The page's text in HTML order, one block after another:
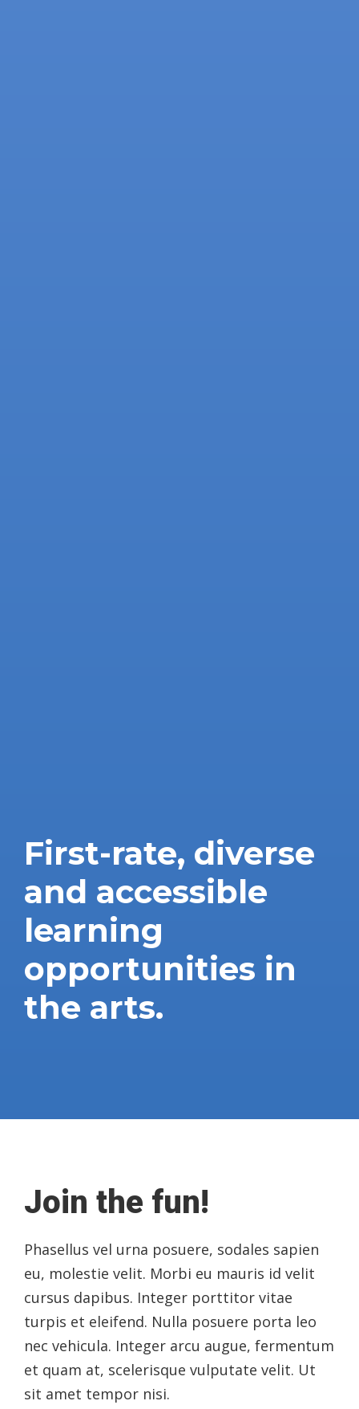
First-rate, diverse
and accessible
learning
opportunities in
the arts.
Join the fun!
Phasellus vel urna posuere, sodales sapien
eu, molestie velit. Morbi eu mauris id velit
cursus dapibus. Integer porttitor vitae
turpis et eleifend. Nulla posuere porta leo
nec vehicula. Integer arcu augue, fermentum
et quam at, scelerisque vulputate velit. Ut
sit amet tempor nisi.